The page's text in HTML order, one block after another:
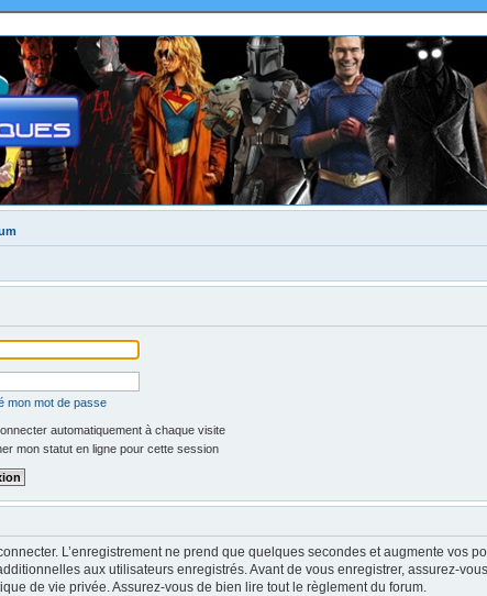
mon mot de passe
automatiquement à chaque visite
mon statut en ligne pour cette session
L’enregistrement ne prend que quelques secondes et augmente vos
aux utilisateurs enregistrés. Avant de vous enregistrer, assurez-
de vie privée. Assurez-vous de bien lire tout le règlement du forum.